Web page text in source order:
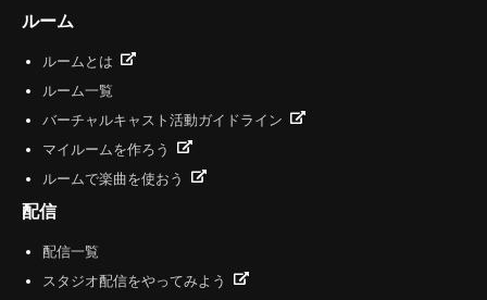
ルーム
ルームとは
ルーム一覧
バーチャルキャスト活動ガイドライン
マイルームを作ろう
ルームで楽曲を使おう
配信
配信一覧
スタジオ配信をやってみよう